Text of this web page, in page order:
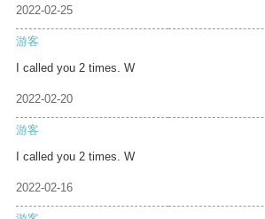
2022-02-25
游客
I called you 2 times. W
2022-02-20
游客
I called you 2 times. W
2022-02-16